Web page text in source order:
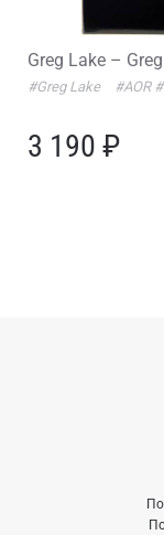
Greg Lake –
#Greg Lake #AOR
3 190 ₽